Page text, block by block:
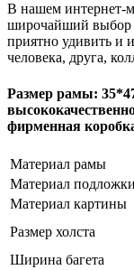
В нашем интернет-
широчайший выбор
приятно удивить и
человека, друга,
Размер рамы:
фирменная
Материал рамы
Материал подложки
Материал картины
Размер холста
Ширина багета